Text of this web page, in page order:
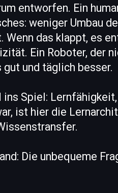
entworfen. Ein
weniger Umbau
Wenn das klappt, es
Ein Roboter, der
und täglich besser.
Spiel:
ist hier die
Die unbequeme